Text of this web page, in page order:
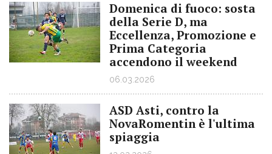
Domenica di fuoco: sosta
della Serie D, ma
Eccellenza, Promozione e
Prima Categoria
accendono il weekend
06.03.2026
ASD Asti, contro la
NovaRomentin è l'ultima
spiaggia